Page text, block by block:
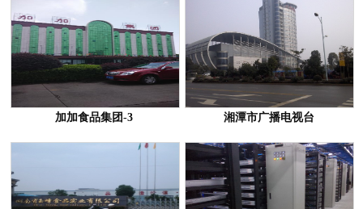
加加食品集团-3 湘潭市广播电视台